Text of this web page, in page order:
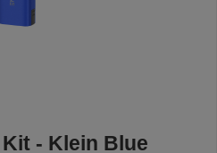
- Klein Blue